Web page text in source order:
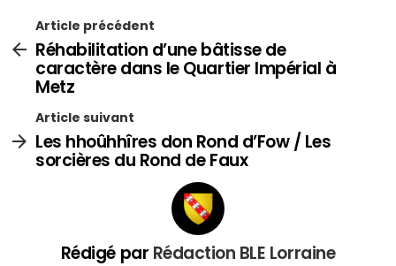
Article précédent
Réhabilitation d’une bâtisse de
caractère dans le Quartier Impérial à
Metz
Article suivant
Les hhoûhhîres don Rond d’Fow / Les
sorcières du Rond de Faux
Rédigé par Rédaction BLE Lorraine